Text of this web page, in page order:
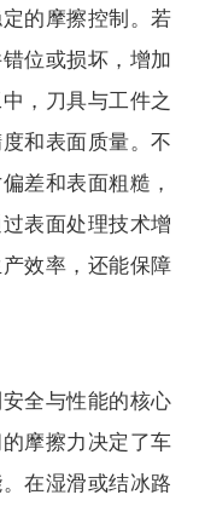
的摩擦控制。若
位或损坏，增加
，刀具与工件之
和表面质量。不
差和表面粗糙，
表面处理技术增
效率，还能保障
全与性能的核心
摩擦力决定了车
在湿滑或结冰路